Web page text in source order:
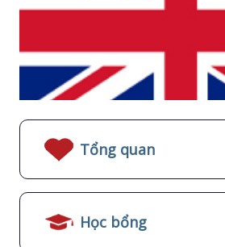
Tổng quan
Học bổng